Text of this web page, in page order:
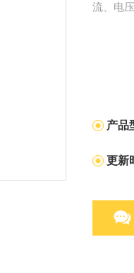
流、电
产品
更新